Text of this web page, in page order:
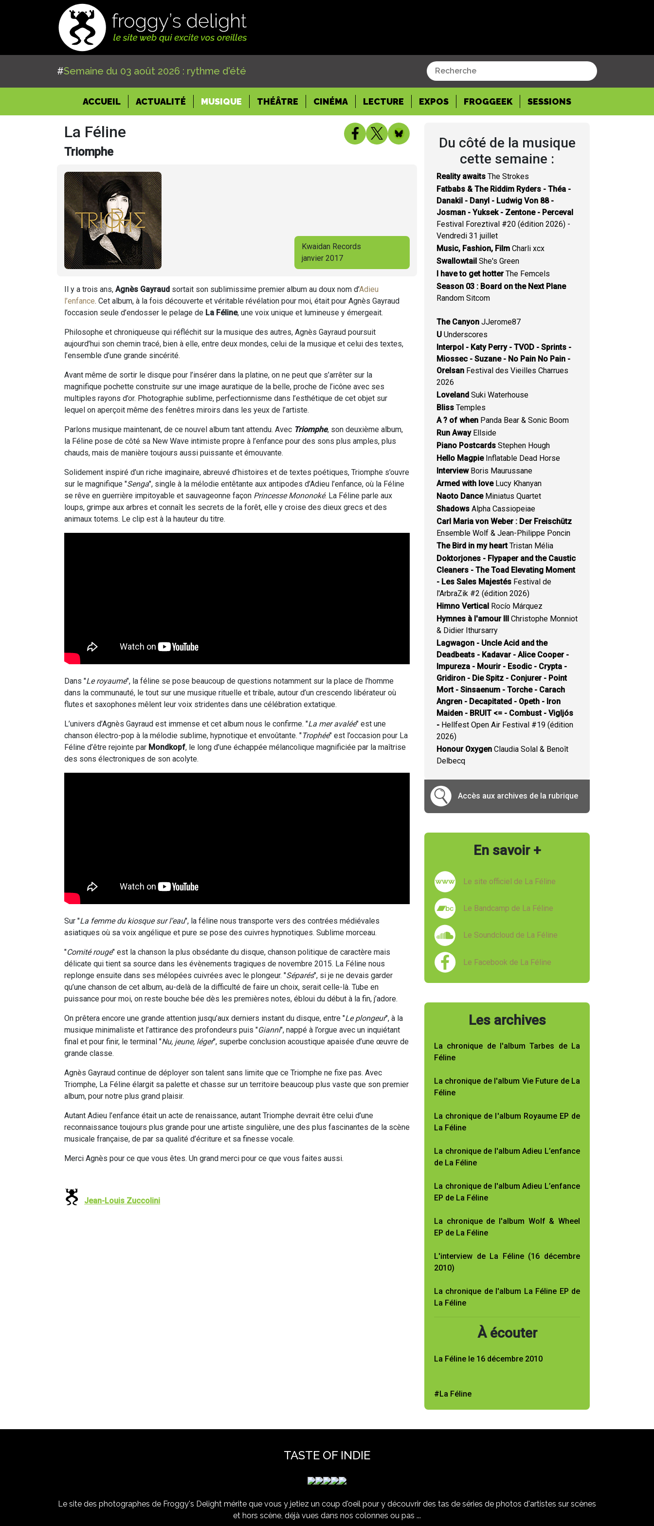
#Semaine du 03 août 2026 : rythme d'été
ACCUEIL(CURRENT)
ACTUALITÉ MUSIQUE THÉÂTRE CINÉMA LECTURE EXPOS FROGGEEK SESSIONS
La Féline
Triomphe
Kwaidan Records
janvier 2017
Il y a trois ans, Agnès Gayraud sortait son sublimissime premier album au doux nom d’Adieu
l’enfance. Cet album, à la fois découverte et véritable révélation pour moi, était pour Agnès Gayraud
l’occasion seule d’endosser le pelage de La Féline, une voix unique et lumineuse y émergeait.
Philosophe et chroniqueuse qui réfléchit sur la musique des autres, Agnès Gayraud poursuit
aujourd’hui son chemin tracé, bien à elle, entre deux mondes, celui de la musique et celui des textes,
l’ensemble d’une grande sincérité.
Avant même de sortir le disque pour l’insérer dans la platine, on ne peut que s’arrêter sur la
magnifique pochette construite sur une image auratique de la belle, proche de l’icône avec ses
multiples rayons d’or. Photographie sublime, perfectionnisme dans l’esthétique de cet objet sur
lequel on aperçoit même des fenêtres miroirs dans les yeux de l’artiste.
Parlons musique maintenant, de ce nouvel album tant attendu. Avec Triomphe, son deuxième album,
la Féline pose de côté sa New Wave intimiste propre à l’enfance pour des sons plus amples, plus
chauds, mais de manière toujours aussi puissante et émouvante.
Solidement inspiré d’un riche imaginaire, abreuvé d’histoires et de textes poétiques, Triomphe s’ouvre
sur le magnifique "Senga", single à la mélodie entêtante aux antipodes d’Adieu l’enfance, où la Féline
se rêve en guerrière impitoyable et sauvageonne façon Princesse Mononoké. La Féline parle aux
loups, grimpe aux arbres et connaît les secrets de la forêt, elle y croise des dieux grecs et des
animaux totems. Le clip est à la hauteur du titre.
Dans "Le royaume", la féline se pose beaucoup de questions notamment sur la place de l’homme
dans la communauté, le tout sur une musique rituelle et tribale, autour d’un crescendo libérateur où
flutes et saxophones mêlent leur voix stridentes dans une célébration extatique.
L’univers d’Agnès Gayraud est immense et cet album nous le confirme. "La mer avalée" est une
chanson électro-pop à la mélodie sublime, hypnotique et envoûtante. "Trophée" est l’occasion pour La
Féline d’être rejointe par Mondkopf, le long d’une échappée mélancolique magnificiée par la maîtrise
des sons électroniques de son acolyte.
Sur "La femme du kiosque sur l’eau", la féline nous transporte vers des contrées médiévales
asiatiques où sa voix angélique et pure se pose des cuivres hypnotiques. Sublime morceau.
"Comité rouge" est la chanson la plus obsédante du disque, chanson politique de caractère mais
délicate qui tient sa source dans les évènements tragiques de novembre 2015. La Féline nous
replonge ensuite dans ses mélopées cuivrées avec le plongeur. "Séparés", si je ne devais garder
qu’une chanson de cet album, au-delà de la difficulté de faire un choix, serait celle-là. Tube en
puissance pour moi, on reste bouche bée dès les premières notes, ébloui du début à la fin, j’adore.
On prêtera encore une grande attention jusqu’aux derniers instant du disque, entre "Le plongeur", à la
musique minimaliste et l’attirance des profondeurs puis "Gianni", nappé à l’orgue avec un inquiétant
final et pour finir, le terminal "Nu, jeune, léger", superbe conclusion acoustique apaisée d’une œuvre de
grande classe.
Agnès Gayraud continue de déployer son talent sans limite que ce Triomphe ne fixe pas. Avec
Triomphe, La Féline élargit sa palette et chasse sur un territoire beaucoup plus vaste que son premier
album, pour notre plus grand plaisir.
Autant Adieu l’enfance était un acte de renaissance, autant Triomphe devrait être celui d’une
reconnaissance toujours plus grande pour une artiste singulière, une des plus fascinantes de la scène
musicale française, de par sa qualité d’écriture et sa finesse vocale.
Merci Agnès pour ce que vous êtes. Un grand merci pour ce que vous faites aussi.
Jean-Louis Zuccolini
Du côté de la musique
cette semaine :
Reality awaits The Strokes
Fatbabs & The Riddim Ryders - Théa -
Danakil - Danyl - Ludwig Von 88 -
Josman - Yuksek - Zentone - Perceval
Festival Foreztival #20 (édition 2026) -
Vendredi 31 juillet
Music, Fashion, Film Charli xcx
Swallowtail She's Green
I have to get hotterThe Femcels
Season 03 : Board on the Next Plane
Random Sitcom
The Canyon JJerome87
U Underscores
Interpol - Katy Perry - TVOD - Sprints -
Miossec - Suzane - No Pain No Pain -
Orelsan Festival des Vieilles Charrues
2026
Loveland Suki Waterhouse
Bliss Temples
A ? of when Panda Bear & Sonic Boom
Run AwayEllside
Piano Postcards Stephen Hough
Hello MagpieInflatable Dead Horse
InterviewBoris Maurussane
Armed with loveLucy Khanyan
Naoto DanceMiniatus Quartet
Shadows Alpha Cassiopeiae
Carl Maria von Weber : Der Freischütz
Ensemble Wolf & Jean-Philippe Poncin
The Bird in my heartTristan Mélia
Doktorjones - Flypaper and the Caustic
Cleaners - The Toad Elevating Moment
- Les Sales Majestés Festival de
l'ArbraZik #2 (édition 2026)
Himno Vertical Rocío Márquez
Hymnes à l'amour III Christophe Monniot
& Didier Ithursarry
Lagwagon - Uncle Acid and the
Deadbeats - Kadavar - Alice Cooper -
Impureza - Mourir - Esodic - Crypta -
Gridiron - Die Spitz - Conjurer - Point
Mort - Sinsaenum - Torche - Carach
Angren - Decapitated - Opeth - Iron
Maiden - BRUIT <= - Combust - Vigljós
- Hellfest Open Air Festival #19 (édition
2026)
Honour Oxygen Claudia Solal & Benoît
Delbecq
Accès aux archives de la rubrique
En savoir +
Le site officiel de La Féline
Le Bandcamp de La Féline
Le Soundcloud de La Féline
Le Facebook de La Féline
Les archives
La chronique de l'album Tarbes de La
Féline
La chronique de l'album Vie Future de La
Féline
La chronique de l'album Royaume EP de
La Féline
La chronique de l'album Adieu L’enfance
de La Féline
La chronique de l'album Adieu L’enfance
EP de La Féline
La chronique de l'album Wolf & Wheel
EP de La Féline
L'interview de La Féline (16 décembre
2010)
La chronique de l'album La Féline EP de
La Féline
À écouter
La Féline le 16 décembre 2010
#La Féline
TASTE OF INDIE
Le site des photographes de Froggy's Delight mérite que vous y jetiez un coup d'oeil pour y découvrir des tas de séries de photos d'artistes sur scènes
et hors scène, déjà vues dans nos colonnes ou pas ...